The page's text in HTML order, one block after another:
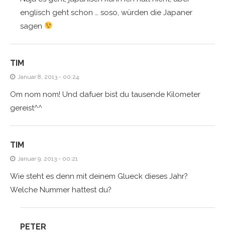
englisch geht schon … soso, würden die Japaner
sagen
TIM
Januar 8, 2013 - 00:24
Om nom nom! Und dafuer bist du tausende Kilometer
gereist^^
TIM
Januar 9, 2013 - 00:21
Wie steht es denn mit deinem Glueck dieses Jahr?
Welche Nummer hattest du?
PETER